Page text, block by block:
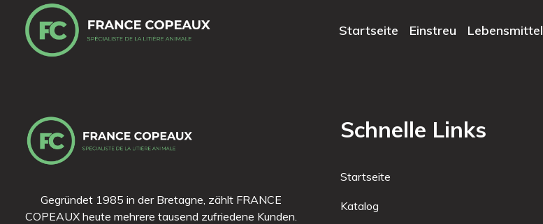
Startseite Einstreu Lebensmittel
Gegründet 1985 in der Bretagne, zählt FRANCE
COPEAUX heute mehrere tausend zufriedene Kunden.
Schnelle Links
Startseite
Katalog